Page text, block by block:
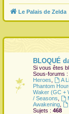
Le Palais de Zelda
BLOQUÉ
Si vous êtes
Sous-forums :
Heroes
A
Phantom
Waker (GC +
/ Seasons
Awakening
Sujets : 468